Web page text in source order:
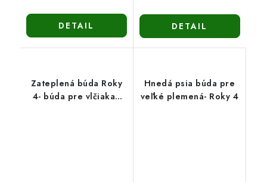
DETAIL DETAIL
Zateplená búda Roky
4- búda pre vlčiaka/
Hnedá psia búda pre
veľké plemená- Roky 4